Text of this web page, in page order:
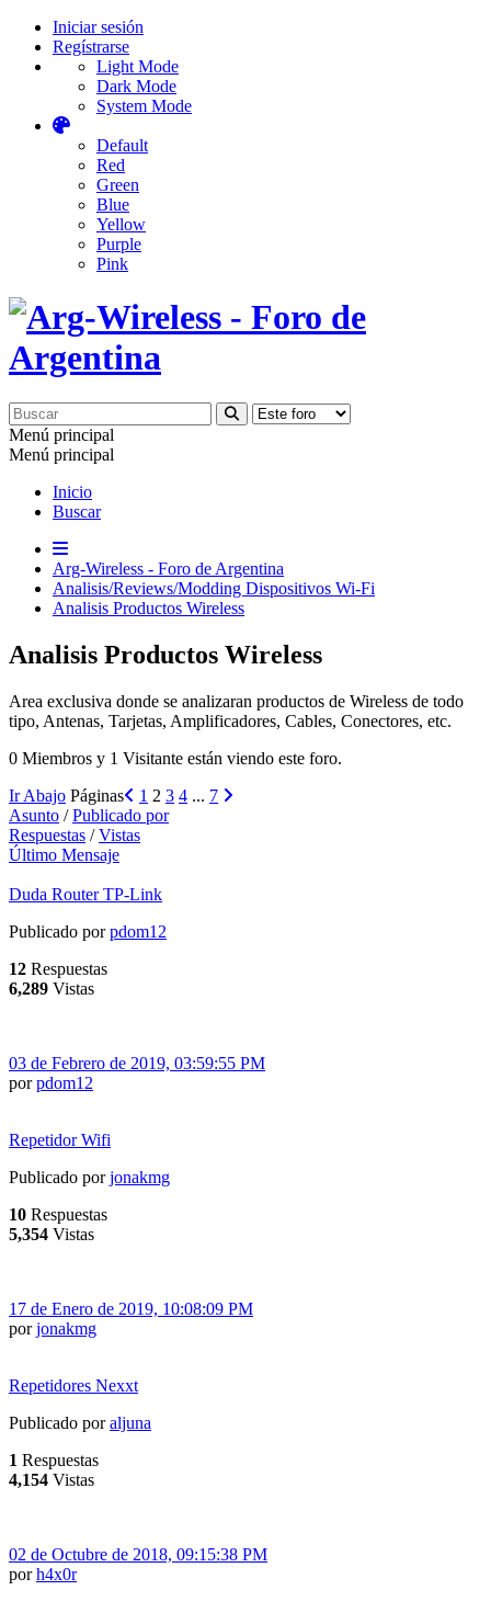
Iniciar sesión
Regístrarse
Light Mode
Dark Mode
System Mode
Default
Red
Green
Blue
Yellow
Purple
Pink
Menú principal
Menú principal
Inicio
Buscar
Arg-Wireless - Foro de Argentina
Analisis/Reviews/Modding Dispositivos Wi-Fi
Analisis Productos Wireless
Analisis Productos Wireless
Area exclusiva donde se analizaran productos de Wireless de todo
tipo, Antenas, Tarjetas, Amplificadores, Cables, Conectores, etc.
0 Miembros y 1 Visitante están viendo este foro.
Ir Abajo Páginas 1 2 3 4 ... 7
Asunto /Publicado por
Respuestas /Vistas
Último Mensaje
Duda Router TP-Link
Publicado porpdom12
12 Respuestas
6,289 Vistas
03 de Febrero de 2019, 03:59:55 PM
porpdom12
Repetidor Wifi
Publicado porjonakmg
10 Respuestas
5,354 Vistas
17 de Enero de 2019, 10:08:09 PM
porjonakmg
Repetidores Nexxt
Publicado poraljuna
1 Respuestas
4,154 Vistas
02 de Octubre de 2018, 09:15:38 PM
porh4x0r